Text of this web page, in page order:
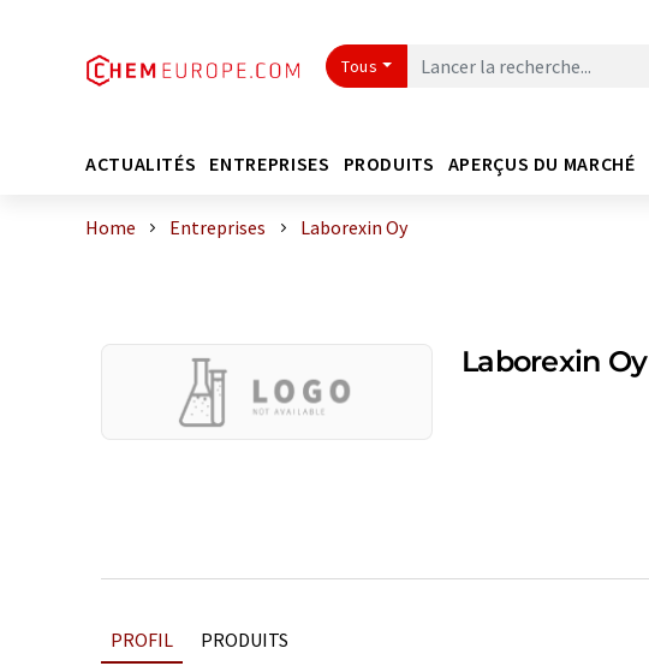
Tous
ACTUALITÉS ENTREPRISES PRODUITS APERÇUS DU MARCHÉ
Home Entreprises Laborexin Oy
Laborexin Oy
PROFIL PRODUITS